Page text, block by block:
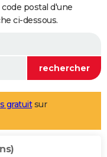
postal d'une
ci-dessous.
gratuitsur